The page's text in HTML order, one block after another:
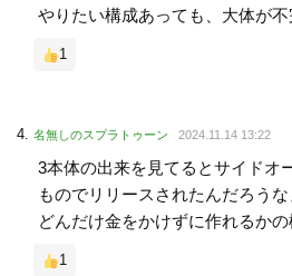
やりたい構成あっても、大体が
1
名無しのスプラトゥーン 2024.11.14 13:22
3本体の出来を見てるとサイドオ
ものでリリースされたんだろう
どんだけ金をかけずに作れるか
1